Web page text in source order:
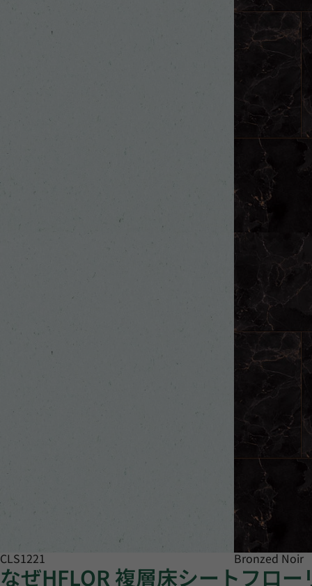
CLS1221 Bronzed Noir
なぜHFLOR 複層床シートフロ